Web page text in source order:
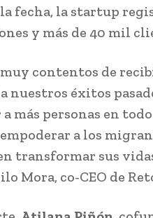
la fecha, la startup
y más de 40 mil
muy contentos de
nuestros éxitos
más personas en
a los
transformar sus
Mora, co-CEO de